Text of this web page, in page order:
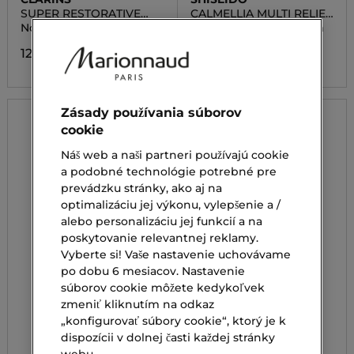
SUPER RESTORATIVE
NIGHT CREAM
Nočný krém
126,00 €
CALMELLIA MULTI RELIEF
SOS BALM
SOS hydratačný balzám
Zásady používania súborov
cookie
Náš web a naši partneri používajú cookie
a podobné technológie potrebné pre
prevádzku stránky, ako aj na
optimalizáciu jej výkonu, vylepšenie a /
alebo personalizáciu jej funkcií a na
poskytovanie relevantnej reklamy.
Vyberte si! Vaše nastavenie uchovávame
po dobu 6 mesiacov. Nastavenie
súborov cookie môžete kedykoľvek
zmeniť kliknutím na odkaz
„konfigurovať súbory cookie“, ktorý je k
dispozícii v dolnej časti každej stránky